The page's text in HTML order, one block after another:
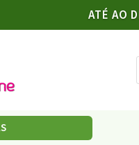
ATÉ AO